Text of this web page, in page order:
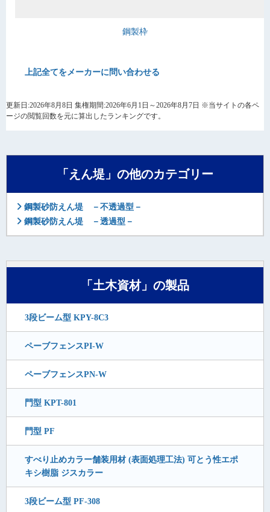
鋼製枠
上記全てをメーカーに問い合わせる
更新日:2026年8月8日 集権期間:2026年6月1日～2026年8月7日 ※当サイトの各ペ
ージの閲覧回数を元に算出したランキングです。
「えん堤」の他のカテゴリー
鋼製砂防えん堤 －不透過型－
鋼製砂防えん堤 －透過型－
「土木資材」の製品
3段ビーム型 KPY-8C3
ペーブフェンスPI-W
ペーブフェンスPN-W
門型 KPT-801
門型 PF
すべり止めカラー舗装用材 (表面処理工法) 可とう性エポ
キシ樹脂 ジスカラー
3段ビーム型 PF-308